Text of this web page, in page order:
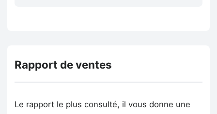
Rapport de ventes
Le rapport le plus consulté, il vous donne une